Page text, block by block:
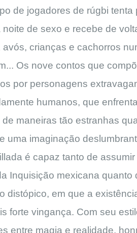
de jogadores de rúgbi tenta
noite de sexo e recebe de
avós, crianças e cachorros
Os nove contos que
por personagens
humanos, que
de maneiras tão estranhas
uma imaginação
é capaz tanto de
Inquisição mexicana quanto
distópico, em que a
forte vingança. Com seu
entre magia e realidade,